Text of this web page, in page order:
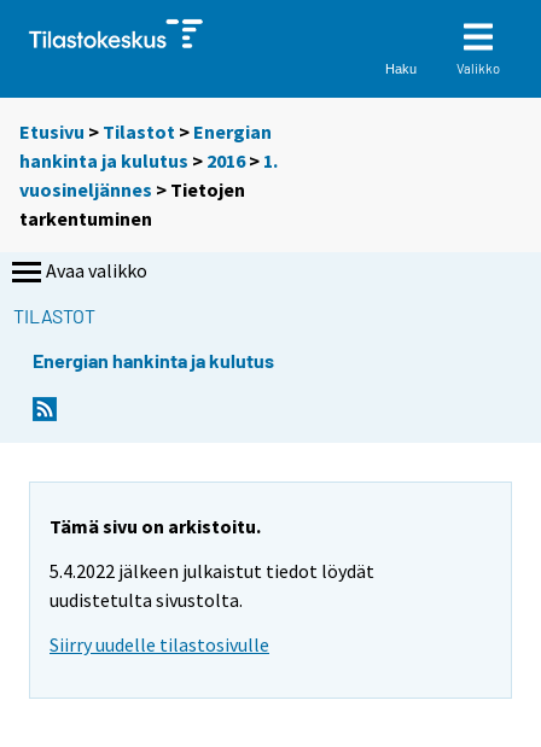
Haku Valikko
Etusivu > Tilastot > Energian
hankinta ja kulutus > 2016> 1.
vuosineljännes > Tietojen
tarkentuminen
Avaa valikko
TILASTOT
Energian hankinta ja kulutus
Tämä sivu on arkistoitu.
5.4.2022 jälkeen julkaistut tiedot löydät
uudistetulta sivustolta.
Siirry uudelle tilastosivulle